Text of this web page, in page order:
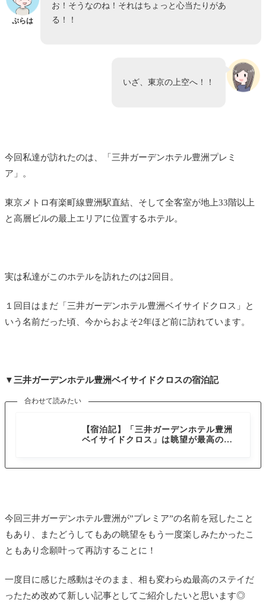
ぷらは
お！そうなのね！それはちょっと心当たりがあ
る！！
いざ、東京の上空へ！！
今回私達が訪れたのは、「三井ガーデンホテル豊洲プレミ
ア」。
東京メトロ有楽町線豊洲駅直結、そして全客室が地上33階以上
と高層ビルの最上エリアに位置するホテル。
実は私達がこのホテルを訪れたのは2回目。
１回目はまだ「三井ガーデンホテル豊洲ベイサイドクロス」と
いう名前だった頃、今からおよそ2年ほど前に訪れています。
▼三井ガーデンホテル豊洲ベイサイドクロスの宿泊記
合わせて読みたい
【宿泊記】「三井ガーデンホテル豊洲
ベイサイドクロス」は眺望が最高のプ
今回三井ガーデンホテル豊洲が”プレミア”の名前を冠したこと
もあり、またどうしてもあの眺望をもう一度楽しみたかったこ
ともあり念願叶って再訪することに！
一度目に感じた感動はそのまま、相も変わらぬ最高のステイだ
ったため改めて新しい記事としてご紹介したいと思います◎